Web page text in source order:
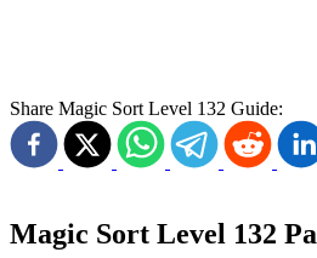
Share Magic Sort Level 132 Guide:
Magic Sort Level 132